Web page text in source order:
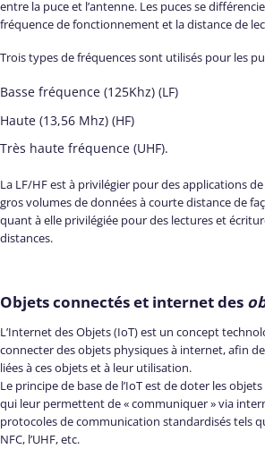
entre la puce et l’antenne. Les puces se
fréquence de fonctionnement et la distance de
Trois types de fréquences sont utilisés pour les
Basse fréquence (125Khz) (LF)
Haute (13,56 Mhz) (HF)
Très haute fréquence (UHF).
La LF/HF est à privilégier pour des applications
gros volumes de données à courte distance de
quant à elle privilégiée pour des lectures et
distances.
Objets connectés et internet des
L’Internet des Objets (IoT) est un concept
connecter des objets physiques à internet, afin
liées à ces objets et à leur utilisation.
Le principe de base de l’IoT est de doter les
qui leur permettent de « communiquer » via
protocoles de communication standardisés tels
NFC, l’UHF, etc.